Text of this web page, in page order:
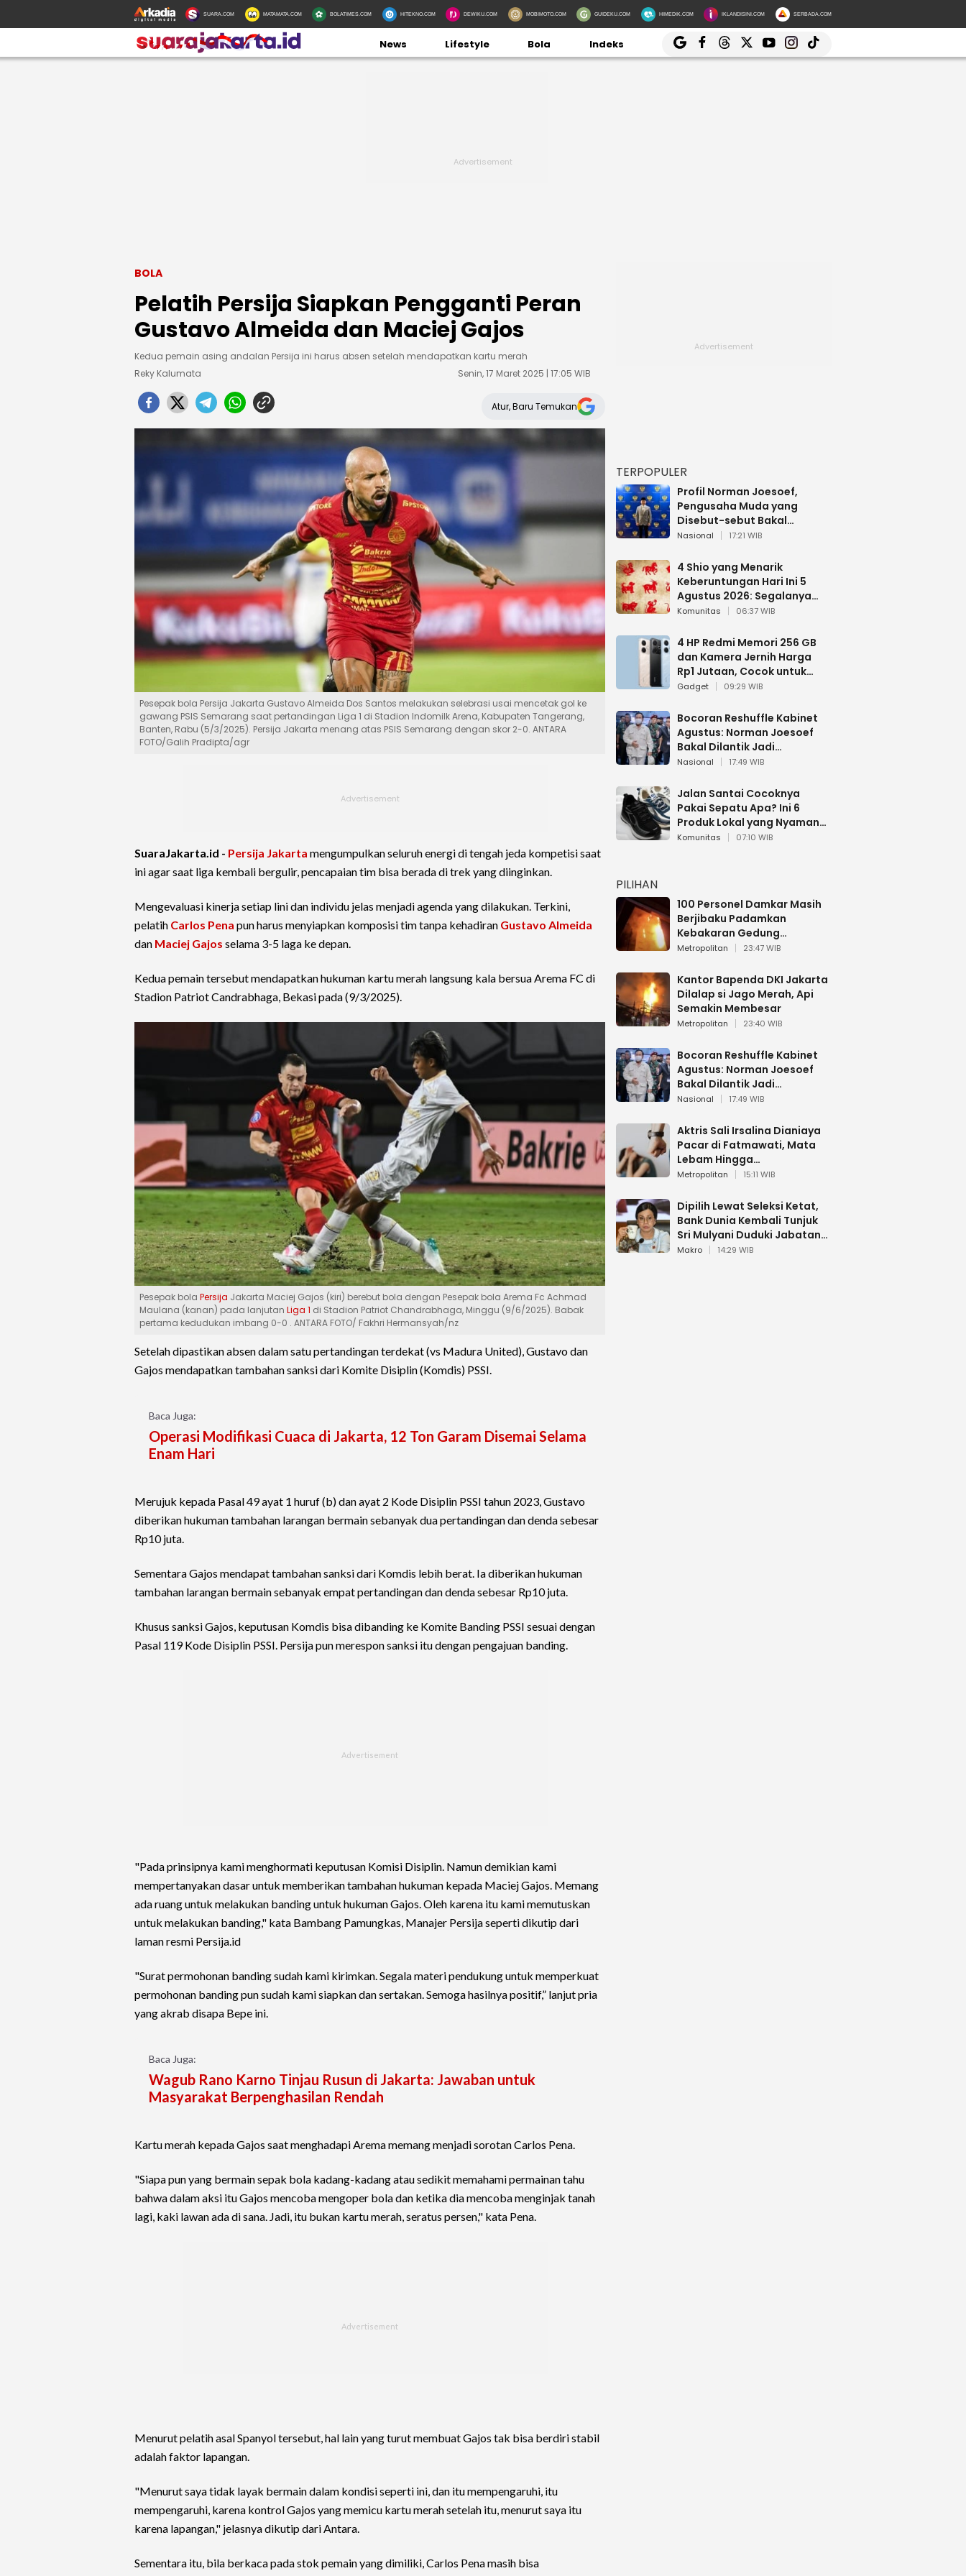
SUARA.COM MATAMATA.COM BOLATIMES.COM HITEKNO.COM DEWIKU.COM MOBIMOTO.COM GUIDEKU.COM HIMEDIK.COM IKLANDISINI.COM SERBADA.COM
News Lifestyle Bola Indeks
BOLA
Pelatih Persija Siapkan Pengganti Peran
Gustavo Almeida dan Maciej Gajos
Kedua pemain asing andalan Persija ini harus absen setelah mendapatkan kartu merah
Reky Kalumata
Senin, 17 Maret 2025 | 17:05 WIB
Atur, Baru Temukan
Pesepak bola Persija Jakarta Gustavo Almeida Dos Santos melakukan selebrasi usai mencetak gol ke
gawang PSIS Semarang saat pertandingan Liga 1 di Stadion Indomilk Arena, Kabupaten Tangerang,
Banten, Rabu (5/3/2025). Persija Jakarta menang atas PSIS Semarang dengan skor 2-0. ANTARA
FOTO/Galih Pradipta/agr
SuaraJakarta.id - Persija Jakarta mengumpulkan seluruh energi di tengah jeda kompetisi saat
ini agar saat liga kembali bergulir, pencapaian tim bisa berada di trek yang diinginkan.
Mengevaluasi kinerja setiap lini dan individu jelas menjadi agenda yang dilakukan. Terkini,
pelatih Carlos Pena pun harus menyiapkan komposisi tim tanpa kehadiran Gustavo Almeida
dan Maciej Gajos selama 3-5 laga ke depan.
Kedua pemain tersebut mendapatkan hukuman kartu merah langsung kala bersua Arema FC di
Stadion Patriot Candrabhaga, Bekasi pada (9/3/2025).
Pesepak bola Persija Jakarta Maciej Gajos (kiri) berebut bola dengan Pesepak bola Arema Fc Achmad
Maulana (kanan) pada lanjutan Liga 1 di Stadion Patriot Chandrabhaga, Minggu (9/6/2025). Babak
pertama kedudukan imbang 0-0 . ANTARA FOTO/ Fakhri Hermansyah/nz
Setelah dipastikan absen dalam satu pertandingan terdekat (vs Madura United), Gustavo dan
Gajos mendapatkan tambahan sanksi dari Komite Disiplin (Komdis) PSSI.
Baca Juga:
Operasi Modifikasi Cuaca di Jakarta, 12 Ton Garam Disemai Selama
Enam Hari
Merujuk kepada Pasal 49 ayat 1 huruf (b) dan ayat 2 Kode Disiplin PSSI tahun 2023, Gustavo
diberikan hukuman tambahan larangan bermain sebanyak dua pertandingan dan denda sebesar
Rp10 juta.
Sementara Gajos mendapat tambahan sanksi dari Komdis lebih berat. Ia diberikan hukuman
tambahan larangan bermain sebanyak empat pertandingan dan denda sebesar Rp10 juta.
Khusus sanksi Gajos, keputusan Komdis bisa dibanding ke Komite Banding PSSI sesuai dengan
Pasal 119 Kode Disiplin PSSI. Persija pun merespon sanksi itu dengan pengajuan banding.
"Pada prinsipnya kami menghormati keputusan Komisi Disiplin. Namun demikian kami
mempertanyakan dasar untuk memberikan tambahan hukuman kepada Maciej Gajos. Memang
ada ruang untuk melakukan banding untuk hukuman Gajos. Oleh karena itu kami memutuskan
untuk melakukan banding," kata Bambang Pamungkas, Manajer Persija seperti dikutip dari
laman resmi Persija.id
"Surat permohonan banding sudah kami kirimkan. Segala materi pendukung untuk memperkuat
permohonan banding pun sudah kami siapkan dan sertakan. Semoga hasilnya positif,” lanjut pria
yang akrab disapa Bepe ini.
Baca Juga:
Wagub Rano Karno Tinjau Rusun di Jakarta: Jawaban untuk
Masyarakat Berpenghasilan Rendah
Kartu merah kepada Gajos saat menghadapi Arema memang menjadi sorotan Carlos Pena.
"Siapa pun yang bermain sepak bola kadang-kadang atau sedikit memahami permainan tahu
bahwa dalam aksi itu Gajos mencoba mengoper bola dan ketika dia mencoba menginjak tanah
lagi, kaki lawan ada di sana. Jadi, itu bukan kartu merah, seratus persen," kata Pena.
Menurut pelatih asal Spanyol tersebut, hal lain yang turut membuat Gajos tak bisa berdiri stabil
adalah faktor lapangan.
"Menurut saya tidak layak bermain dalam kondisi seperti ini, dan itu mempengaruhi, itu
mempengaruhi, karena kontrol Gajos yang memicu kartu merah setelah itu, menurut saya itu
karena lapangan," jelasnya dikutip dari Antara.
Sementara itu, bila berkaca pada stok pemain yang dimiliki, Carlos Pena masih bisa
TERPOPULER
Profil Norman Joesoef,
Pengusaha Muda yang
Disebut-sebut Bakal
Dilantik Jadi Wamenhan RI
Nasional 17:21 WIB
4 Shio yang Menarik
Keberuntungan Hari Ini 5
Agustus 2026: Segalanya
Berjalan Lancar
Komunitas 06:37 WIB
4 HP Redmi Memori 256 GB
dan Kamera Jernih Harga
Rp1 Jutaan, Cocok untuk
Multitasking
Gadget 09:29 WIB
Bocoran Reshuffle Kabinet
Agustus: Norman Joesoef
Bakal Dilantik Jadi
Wamenhan RI
Nasional 17:49 WIB
Jalan Santai Cocoknya
Pakai Sepatu Apa? Ini 6
Produk Lokal yang Nyaman
Buat 17 Agustusan
Komunitas 07:10 WIB
PILIHAN
100 Personel Damkar Masih
Berjibaku Padamkan
Kebakaran Gedung
Bapenda DKI
Metropolitan 23:47 WIB
Kantor Bapenda DKI Jakarta
Dilalap si Jago Merah, Api
Semakin Membesar
Metropolitan 23:40 WIB
Bocoran Reshuffle Kabinet
Agustus: Norman Joesoef
Bakal Dilantik Jadi
Wamenhan RI
Nasional 17:49 WIB
Aktris Sali Irsalina Dianiaya
Pacar di Fatmawati, Mata
Lebam Hingga
Diselamatkan Polantas
Metropolitan 15:11 WIB
Dipilih Lewat Seleksi Ketat,
Bank Dunia Kembali Tunjuk
Sri Mulyani Duduki Jabatan
Strategis
Makro 14:29 WIB